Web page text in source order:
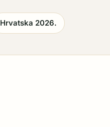
Hrvatska 2026.